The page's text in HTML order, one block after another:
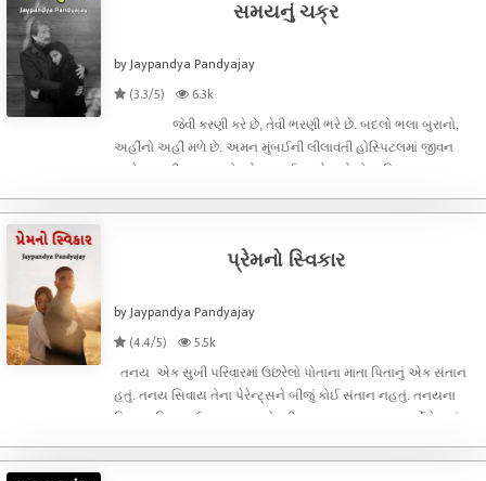
સમયનું ચક્ર
by Jaypandya Pandyajay
(3.3/5)
6.3k
જેવી કરણી કરે છે, તેવી ભરણી ભરે છે. બદલો ભલા બુરાનો,
અહીંનો અહીં મળે છે. અમન મુંબઈની લીલાવંતી હોસ્પિટલમાં જીવન
અને મૃત્યુની જાળ વચ્ચે ઝોલા ખાઈ રહ્યો હતો. તેના પિતા
આવતું હતું. "
પ્રેમનો સ્વિકાર
by Jaypandya Pandyajay
(4.4/5)
5.5k
તનય એક સુખી પરિવારમાં ઉછરેલો પોતાના માતા પિતાનું એક સંતાન
હતું. તનય સિવાય તેના પેરેન્ટ્સને બીજું કોઈ સંતાન નહતું. તનયના
પિતા અનિલભાઈ ભાવનગર શહેરની ખ્યાત નામ શામળદાસ ર્કોલેજમાં
અને તેના મમ્મી ભવ